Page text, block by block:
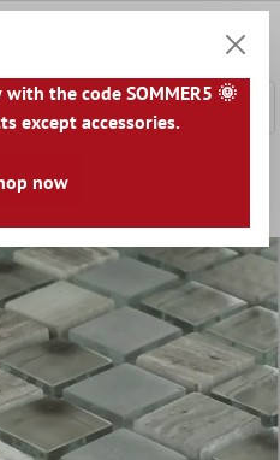
Staklo Mramor
the code SOMMER5 🌞
except accessories.
now